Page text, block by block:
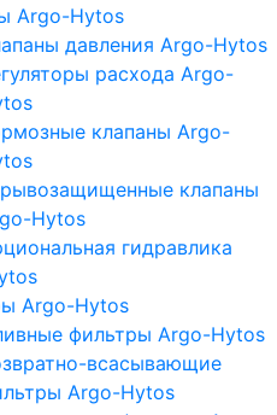
Argo-Hytos
давления Argo-Hytos
расхода Argo-
клапаны Argo-
клапаны
Hytos
гидравлика
Argo-Hytos
фильтры Argo-Hytos
всасывающие
Argo-Hytos